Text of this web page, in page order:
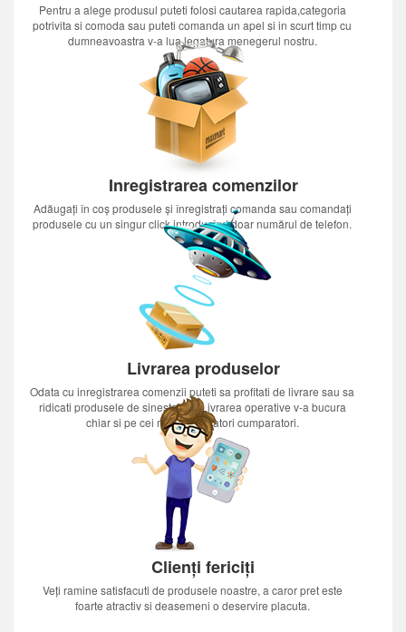
Pentru a alege produsul puteti folosi cautarea rapida,categoria
potrivita si comoda sau puteti comanda un apel si in scurt timp cu
dumneavoastra v-a lua legatura menegerul nostru.
Inregistrarea comenzilor
Adăugați în coș produsele și înregistrați comanda sau comandați
produsele cu un singur click introducînd doar numărul de telefon.
Livrarea produselor
Odata cu inregistrarea comenzii puteti sa profitati de livrare sau sa
ridicati produsele de sinestatator.Livrarea operative v-a bucura
chiar si pe cei mai nerabdatori cumparatori.
Clienți fericiți
Veți ramine satisfacuti de produsele noastre, a caror pret este
foarte atractiv si deasemeni o deservire placuta.